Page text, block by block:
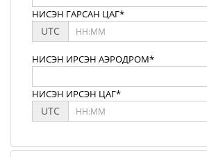
НИСЭН ГАРСАН ЦАГ*
UTC
НИСЭН ИРСЭН АЭРОДРОМ*
НИСЭН ИРСЭН ЦАГ*
UTC